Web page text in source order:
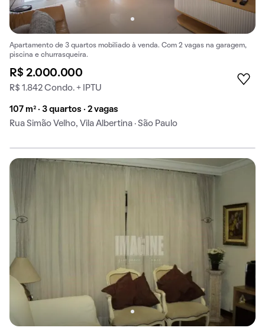
Apartamento de 3 quartos mobiliado à venda. Com 2 vagas na garagem,
piscina e churrasqueira.
R$ 2.000.000
R$ 1.842 Condo. + IPTU
107 m² · 3 quartos · 2 vagas
Rua Simão Velho, Vila Albertina · São Paulo